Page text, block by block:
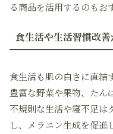
る商品を活用するのもお
食生活や生活習慣改
食生活も肌の白さに直結
豊富な野菜や果物、たん
不規則な生活や寝不足は
し、メラニン生成を促進